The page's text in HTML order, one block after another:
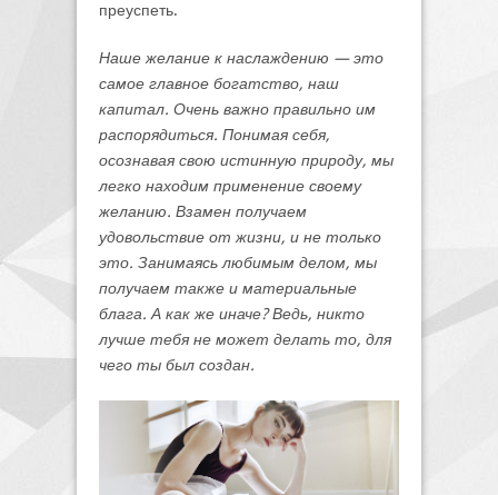
преуспеть.
Наше желание к наслаждению — это
самое главное богатство, наш
капитал. Очень важно правильно им
распорядиться. Понимая себя,
осознавая свою истинную природу, мы
легко находим применение своему
желанию. Взамен получаем
удовольствие от жизни, и не только
это. Занимаясь любимым делом, мы
получаем также и материальные
блага. А как же иначе? Ведь, никто
лучше тебя не может делать то, для
чего ты был создан.